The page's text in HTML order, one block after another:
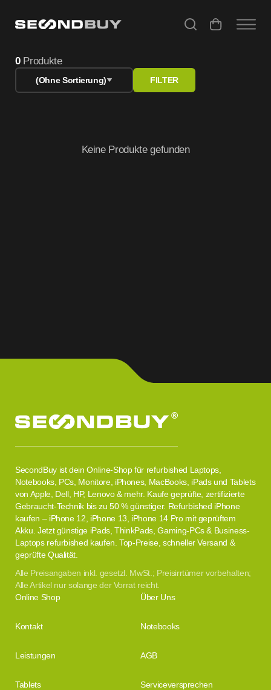
0Produkte
(Ohne Sortierung) FILTER
Keine Produkte gefunden
SecondBuy ist dein Online-Shop für refurbished Laptops,
Notebooks, PCs, Monitore, iPhones, MacBooks, iPads und Tablets
von Apple, Dell, HP, Lenovo & mehr. Kaufe geprüfte, zertifizierte
Gebraucht-Technik bis zu 50 % günstiger. Refurbished iPhone
kaufen – iPhone 12, iPhone 13, iPhone 14 Pro mit geprüftem
Akku. Jetzt günstige iPads, ThinkPads, Gaming-PCs & Business-
Laptops refurbished kaufen. Top-Preise, schneller Versand &
geprüfte Qualität.
Alle Preisangaben inkl. gesetzl. MwSt.; Preisirrtümer vorbehalten;
Alle Artikel nur solange der Vorrat reicht.
Online Shop Über Uns
Kontakt Notebooks
Leistungen AGB
Tablets Serviceversprechen